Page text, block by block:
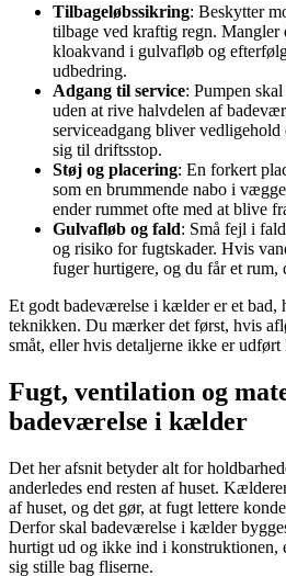
Tilbageløbssikring: Beskytter
tilbage ved kraftig regn. Mangler
kloakvand i gulvafløb og
udbedring.
Adgang til service: Pumpen
uden at rive halvdelen af
serviceadgang bliver
sig til driftsstop.
Støj og placering: En forkert
som en brummende nabo i
ender rummet ofte med at blive
Gulvafløb og fald: Små fejl i
og risiko for fugtskader. Hvis
fuger hurtigere, og du får et rum,
Et godt badeværelse i kælder er et
teknikken. Du mærker det først, hvis
småt, eller hvis detaljerne ikke er udført
Fugt, ventilation og
badeværelse i kælder
Det her afsnit betyder alt for
anderledes end resten af huset.
af huset, og det gør, at fugt lettere
Derfor skal badeværelse i kælder
hurtigt ud og ikke ind i konstruktionen,
sig stille bag fliserne.